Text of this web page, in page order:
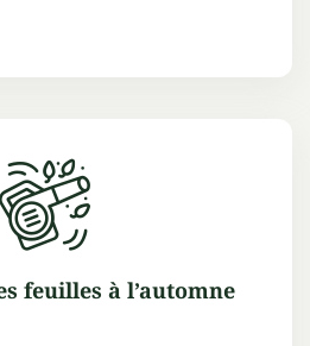
feuilles à l’automne